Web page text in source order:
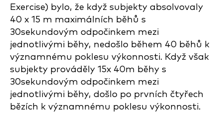
Exercise) bylo, že když subjekty absolvovaly
40 x 15 m maximálních běhů s
30sekundovým odpočinkem mezi
jednotlivými běhy, nedošlo během 40 běhů k
významnému poklesu výkonnosti. Když však
subjekty prováděly 15x 40m běhy s
30sekundovým odpočinkem mezi
jednotlivými běhy, došlo po prvních čtyřech
bězích k významnému poklesu výkonnosti.